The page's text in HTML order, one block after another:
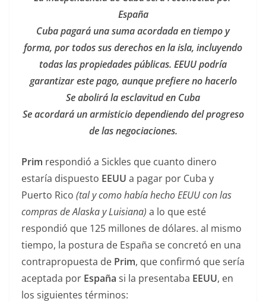
España
Cuba pagará una suma acordada en tiempo y
forma, por todos sus derechos en la isla, incluyendo
todas las propiedades públicas. EEUU podría
garantizar este pago, aunque prefiere no hacerlo
Se abolirá la esclavitud en Cuba
Se acordará un armisticio dependiendo del progreso
de las negociaciones.
Prim respondió a Sickles que cuanto dinero
estaría dispuesto EEUU a pagar por Cuba y
Puerto Rico (tal y como había hecho EEUU con las
compras de Alaska y Luisiana) a lo que esté
respondió que 125 millones de dólares. al mismo
tiempo, la postura de España se concretó en una
contrapropuesta de Prim, que confirmó que sería
aceptada por España si la presentaba EEUU, en
los siguientes términos: